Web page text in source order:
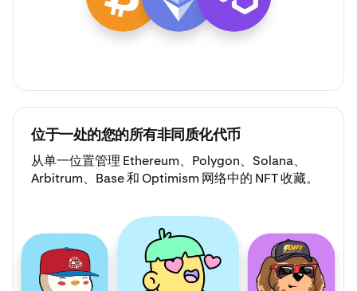
位于一处的您的所有非同质化代币
从单一位置管理 Ethereum、Polygon、Solana、
Arbitrum、Base 和 Optimism 网络中的 NFT 收藏。